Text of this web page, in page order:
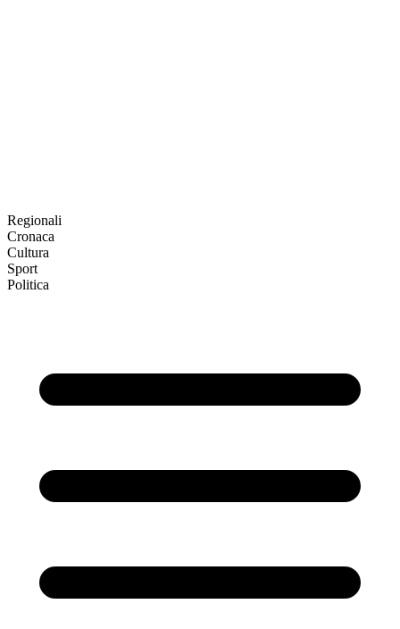
Regionali
Cronaca
Cultura
Sport
Politica